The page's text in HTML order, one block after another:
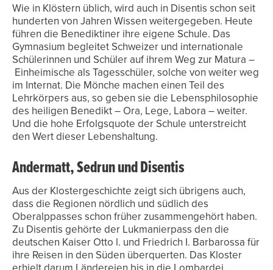
Wie in Klöstern üblich, wird auch in Disentis schon seit
hunderten von Jahren Wissen weitergegeben. Heute
führen die Benediktiner ihre eigene Schule. Das
Gymnasium begleitet Schweizer und internationale
Schülerinnen und Schüler auf ihrem Weg zur Matura –
Einheimische als Tagesschüler, solche von weiter weg
im Internat. Die Mönche machen einen Teil des
Lehrkörpers aus, so geben sie die Lebensphilosophie
des heiligen Benedikt – Ora, Lege, Labora – weiter.
Und die hohe Erfolgsquote der Schule unterstreicht
den Wert dieser Lebenshaltung.
Andermatt, Sedrun und Disentis
Aus der Klostergeschichte zeigt sich übrigens auch,
dass die Regionen nördlich und südlich des
Oberalppasses schon früher zusammengehört haben.
Zu Disentis gehörte der Lukmanierpass den die
deutschen Kaiser Otto l. und Friedrich I. Barbarossa für
ihre Reisen in den Süden überquerten. Das Kloster